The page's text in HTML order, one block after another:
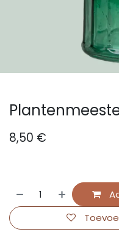
8,50 €